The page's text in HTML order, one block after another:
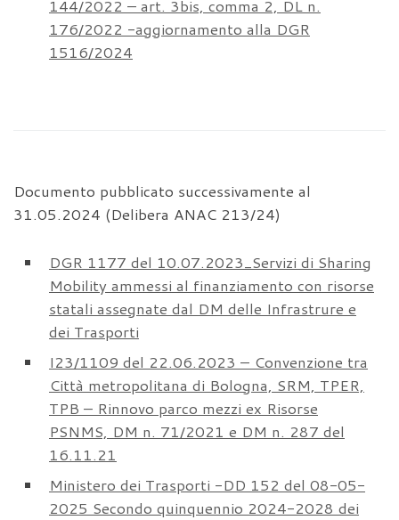
144/2022 – art. 3bis, comma 2, DL n.
176/2022 -aggiornamento alla DGR
1516/2024
Documento pubblicato successivamente al
31.05.2024 (Delibera ANAC 213/24)
DGR 1177 del 10.07.2023_Servizi di Sharing
Mobility ammessi al finanziamento con risorse
statali assegnate dal DM delle Infrastrure e
dei Trasporti
I23/1109 del 22.06.2023 – Convenzione tra
Città metropolitana di Bologna, SRM, TPER,
TPB – Rinnovo parco mezzi ex Risorse
PSNMS, DM n. 71/2021 e DM n. 287 del
16.11.21
Ministero dei Trasporti -DD 152 del 08-05-
2025 Secondo quinquennio 2024-2028 dei